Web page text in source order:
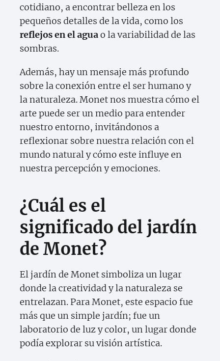
cotidiano, a encontrar belleza en los
pequeños detalles de la vida, como los
reflejos en el aguao la variabilidad de las
sombras.
Además, hay un mensaje más profundo
sobre la conexión entre el ser humano y
la naturaleza. Monet nos muestra cómo el
arte puede ser un medio para entender
nuestro entorno, invitándonos a
reflexionar sobre nuestra relación con el
mundo natural y cómo este influye en
nuestra percepción y emociones.
¿Cuál es el
significado del jardín
de Monet?
El jardín de Monet simboliza un lugar
donde la creatividad y la naturaleza se
entrelazan. Para Monet, este espacio fue
más que un simple jardín; fue un
laboratorio de luz y color, un lugar donde
podía explorar su visión artística.